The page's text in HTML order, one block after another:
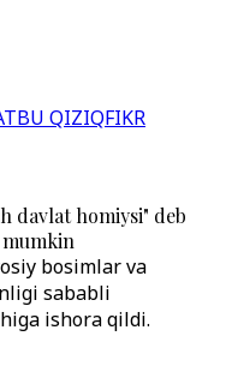
BU QIZIQFIKR
davlat homiysi" deb
bosimlar va
sababli
ishora qildi.